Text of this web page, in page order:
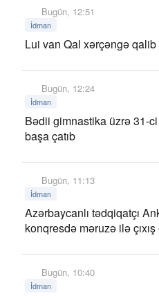
Bugün, 12:51
İdman
Lui van Qal xərçəngə
Bugün, 12:24
İdman
Bədii gimnastika üzrə 31-
başa çatıb
Bugün, 11:13
İdman
Azərbaycanlı tədqiqatçı
konqresdə məruzə ilə
Bugün, 10:40
İdman